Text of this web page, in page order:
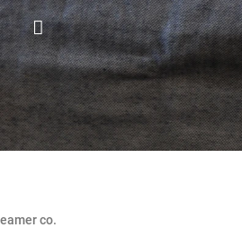
Nákupní
košík
co.